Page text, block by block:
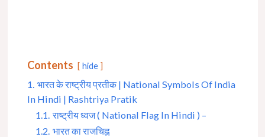
Contents hide
1. भारत के राष्ट्रीय प्रतीक | National Symbols Of India
In Hindi | Rashtriya Pratik
1.1. राष्ट्रीय ध्वज ( National Flag In Hindi ) –
1.2. भारत का राजचिह्न